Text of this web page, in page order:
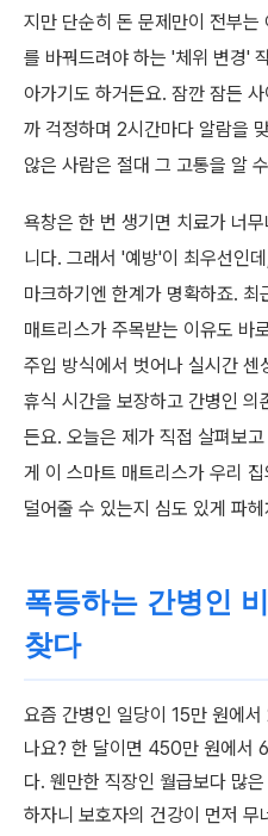
지만 단순히 돈 문제만이 전부는
를 바꿔드려야 하는 '체위 변경'
아가기도 하거든요. 잠깐 잠든
까 걱정하며 2시간마다 알람을
않은 사람은 절대 그 고통을 알
욕창은 한 번 생기면 치료가 너
니다. 그래서 '예방'이 최우선인
마크하기엔 한계가 명확하죠.
매트리스가 주목받는 이유도 바
주입 방식에서 벗어나 실시간 센
휴식 시간을 보장하고 간병인
든요. 오늘은 제가 직접 살펴보
게 이 스마트 매트리스가 우리
덜어줄 수 있는지 심도 있게 파
폭등하는 간병인
찾다
요즘 간병인 일당이 15만 원에
나요? 한 달이면 450만 원에서
다. 웬만한 직장인 월급보다 많
하자니 보호자의 건강이 먼저